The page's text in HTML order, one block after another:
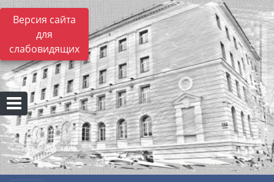
Версия сайта
для
слабовидящих